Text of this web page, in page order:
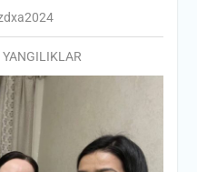
YANGILIKLAR